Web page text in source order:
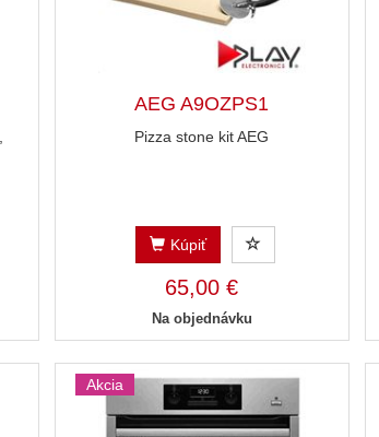
AEG A9OZPS1
Pizza stone kit AEG
Kúpiť
65,00 €
Na objednávku
Akcia